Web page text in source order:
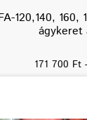
120,140,
ágykeret
171 700 Ft